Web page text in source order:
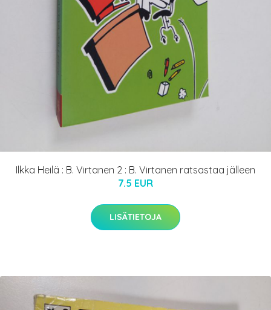
Ilkka Heilä : B. Virtanen 2 : B. Virtanen ratsastaa jälleen
7.5 EUR
LISÄTIETOJA